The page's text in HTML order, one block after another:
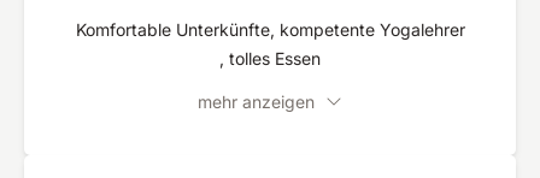
Komfortable Unterkünfte, kompetente Yogalehrer
, tolles Essen
mehr anzeigen